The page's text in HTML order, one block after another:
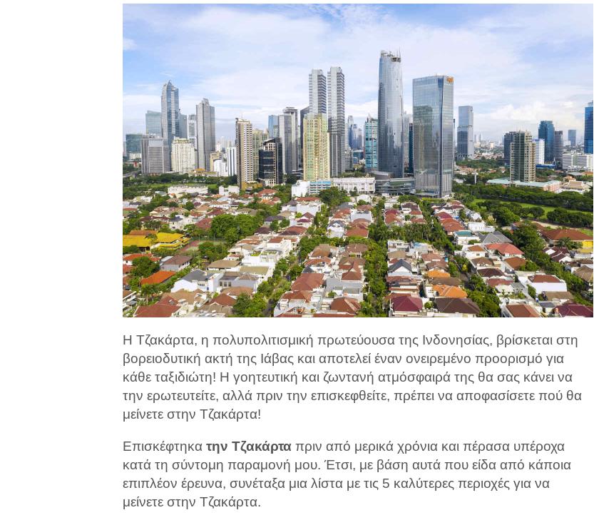
Η Τζακάρτα, η πολυπολιτισμική πρωτεύουσα της Ινδονησίας, βρίσκεται στη
βορειοδυτική ακτή της Ιάβας και αποτελεί έναν ονειρεμένο προορισμό για
κάθε ταξιδιώτη! Η γοητευτική και ζωντανή ατμόσφαιρά της θα σας κάνει να
την ερωτευτείτε, αλλά πριν την επισκεφθείτε, πρέπει να αποφασίσετε πού θα
μείνετε στην Τζακάρτα!
Επισκέφτηκα την Τζακάρτα πριν από μερικά χρόνια και πέρασα υπέροχα
κατά τη σύντομη παραμονή μου. Έτσι, με βάση αυτά που είδα από κάποια
επιπλέον έρευνα, συνέταξα μια λίστα με τις 5 καλύτερες περιοχές για να
μείνετε στην Τζακάρτα.